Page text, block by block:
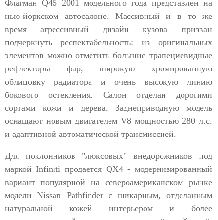
Флагман Q45 2001 модельного года представлен на
нью-йоркском автосалоне. Массивный и в то же
время агрессивный дизайн кузова призван
подчеркнуть респектабельность: из оригинальных
элементов можно отметить большие трапециевидные
рефлекторы фар, широкую хромированную
облицовку радиатора и очень высокую линию
бокового остекления. Салон отделан дорогими
сортами кожи и дерева. Заднеприводную модель
оснащают новым двигателем V8 мощностью 280 л.с.
и адаптивной автоматической трансмиссией.
Для поклонников "люксовых" внедорожников под
маркой Infiniti продается QX4 - модернизированный
вариант популярной на североамериканском рынке
модели Nissan Pathfinder с шикарным, отделанным
натуральной кожей интерьером и более